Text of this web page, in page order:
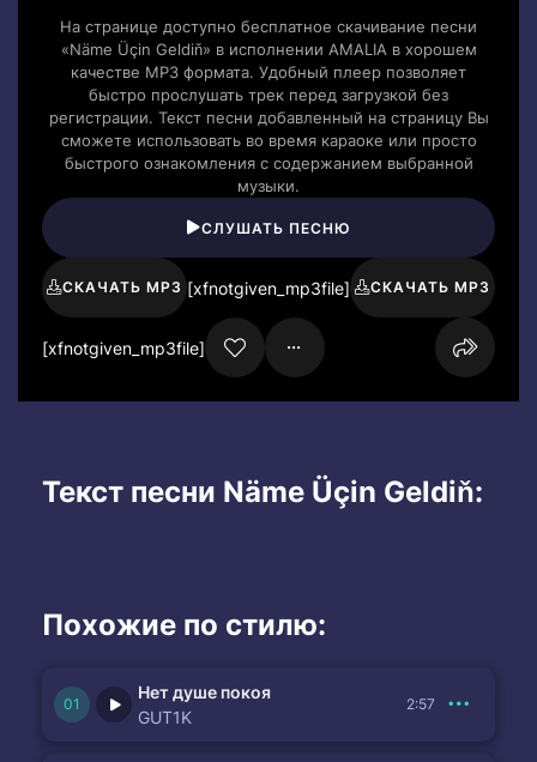
На странице доступно бесплатное скачивание песни
«Näme Üçin Geldiň» в исполнении AMALIA в хорошем
качестве MP3 формата. Удобный плеер позволяет
быстро прослушать трек перед загрузкой без
регистрации. Текст песни добавленный на страницу Вы
сможете использовать во время караоке или просто
быстрого ознакомления с содержанием выбранной
музыки.
СЛУШАТЬ ПЕСНЮ
СКАЧАТЬ MP3 [xfnotgiven_mp3file] СКАЧАТЬ MP3
[xfnotgiven_mp3file]
Текст песни Näme Üçin Geldiň:
Похожие по стилю:
Нет душе покоя
GUT1K
2:57